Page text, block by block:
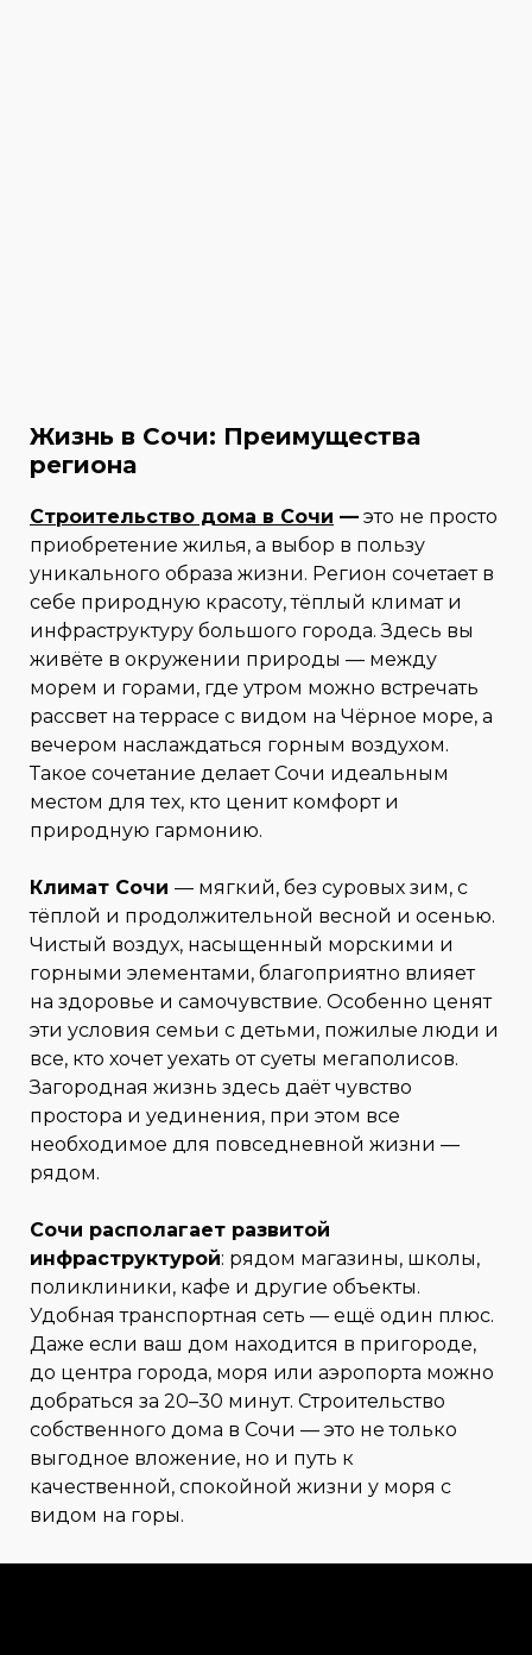
Жизнь в Сочи: Преимущества
региона
Строительство дома в Сочи — это не просто
приобретение жилья, а выбор в пользу
уникального образа жизни. Регион сочетает в
себе природную красоту, тёплый климат и
инфраструктуру большого города. Здесь вы
живёте в окружении природы — между
морем и горами, где утром можно встречать
рассвет на террасе с видом на Чёрное море, а
вечером наслаждаться горным воздухом.
Такое сочетание делает Сочи идеальным
местом для тех, кто ценит комфорт и
природную гармонию.
Климат Сочи — мягкий, без суровых зим, с
тёплой и продолжительной весной и осенью.
Чистый воздух, насыщенный морскими и
горными элементами, благоприятно влияет
на здоровье и самочувствие. Особенно ценят
эти условия семьи с детьми, пожилые люди и
все, кто хочет уехать от суеты мегаполисов.
Загородная жизнь здесь даёт чувство
простора и уединения, при этом все
необходимое для повседневной жизни —
рядом.
Сочи располагает развитой
инфраструктурой: рядом магазины, школы,
поликлиники, кафе и другие объекты.
Удобная транспортная сеть — ещё один плюс.
Даже если ваш дом находится в пригороде,
до центра города, моря или аэропорта можно
добраться за 20–30 минут. Строительство
собственного дома в Сочи — это не только
выгодное вложение, но и путь к
качественной, спокойной жизни у моря с
видом на горы.